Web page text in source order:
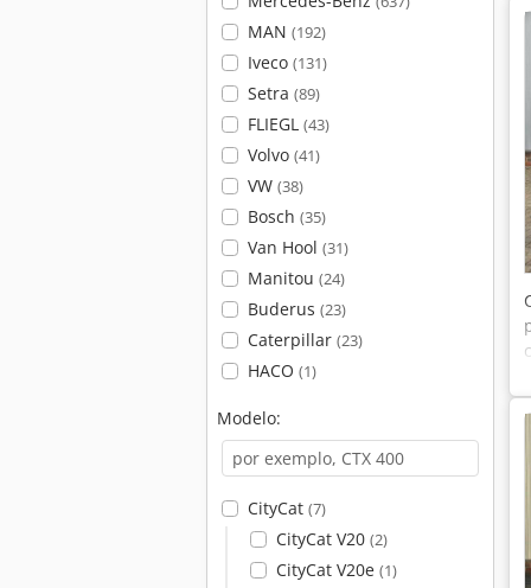
MAN (192)
Iveco (131)
Setra (89)
FLIEGL (43)
Volvo (41)
VW (38)
Bosch (35)
Van Hool (31)
Manitou (24)
Buderus (23)
Caterpillar (23)
HACO (1)
Modelo:
CityCat (7)
CityCat V20 (2)
CityCat V20e (1)